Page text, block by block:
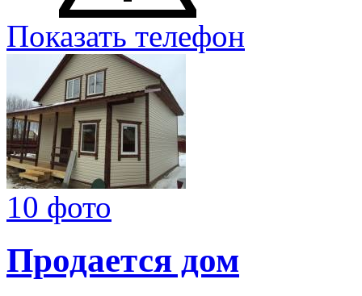
Показать телефон
10 фото
Продается дом